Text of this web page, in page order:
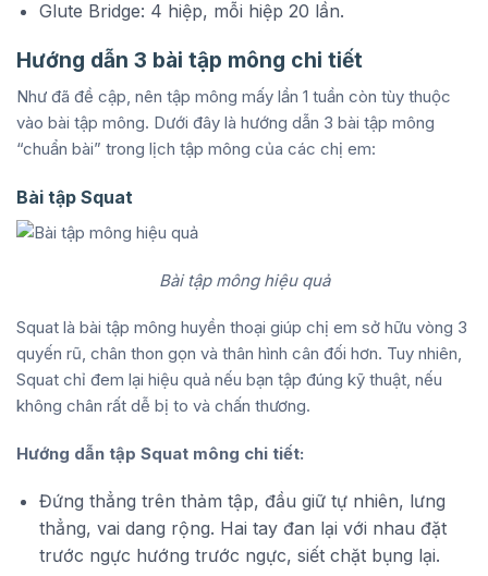
Glute Bridge: 4 hiệp, mỗi hiệp 20 lần.
Hướng dẫn 3 bài tập mông chi tiết
Như đã đề cập, nên tập mông mấy lần 1 tuần còn tùy thuộc
vào bài tập mông. Dưới đây là hướng dẫn 3 bài tập mông
“chuẩn bài” trong lịch tập mông của các chị em:
Bài tập Squat
Bài tập mông hiệu quả
Squat là bài tập mông huyền thoại giúp chị em sở hữu vòng 3
quyến rũ, chân thon gọn và thân hình cân đối hơn. Tuy nhiên,
Squat chỉ đem lại hiệu quả nếu bạn tập đúng kỹ thuật, nếu
không chân rất dễ bị to và chấn thương.
Hướng dẫn tập Squat mông chi tiết:
Đứng thẳng trên thảm tập, đầu giữ tự nhiên, lưng
thẳng, vai dang rộng. Hai tay đan lại với nhau đặt
trước ngực hướng trước ngực, siết chặt bụng lại.